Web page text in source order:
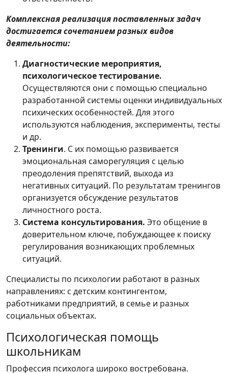
Комплексная реализация поставленных задач
достигается сочетанием разных видов
деятельности:
Диагностические мероприятия,
психологическое тестирование.
Осуществляются они с помощью специально
разработанной системы оценки индивидуальных
психических особенностей. Для этого
используются наблюдения, эксперименты, тесты
и др.
Тренинги. С их помощью развивается
эмоциональная саморегуляция с целью
преодоления препятствий, выхода из
негативных ситуаций. По результатам тренингов
организуется обсуждение результатов
личностного роста.
Система консультирования. Это общение в
доверительном ключе, побуждающее к поиску
регулирования возникающих проблемных
ситуаций.
Специалисты по психологии работают в разных
направлениях: с детским контингентом,
работниками предприятий, в семье и разных
социальных объектах.
Психологическая помощь
школьникам
Профессия психолога широко востребована.